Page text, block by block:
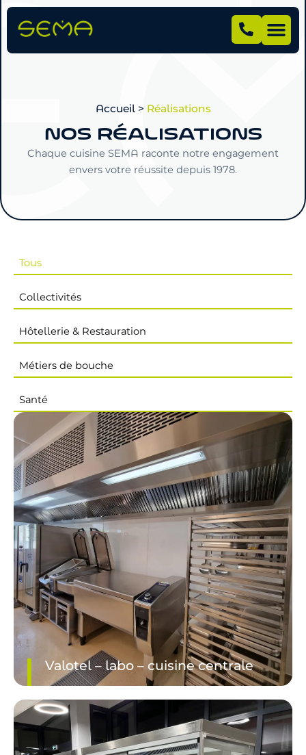
Accueil> Réalisations
NOS RÉALISATIONS
Chaque cuisine SEMA raconte notre engagement
envers votre réussite depuis 1978.
Tous
Collectivités
Hôtellerie & Restauration
Métiers de bouche
Santé
Valotel – labo – cuisine centrale
DÉCOUVRIR LE PROJET